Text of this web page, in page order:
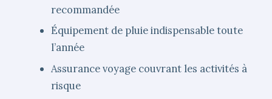
recommandée
Équipement de pluie indispensable toute
l’année
Assurance voyage couvrant les activités à
risque